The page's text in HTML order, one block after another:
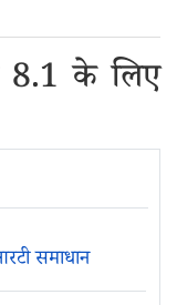
8.1 के लिए
समाधान